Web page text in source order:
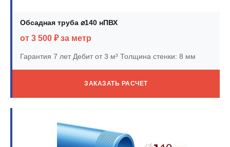
Обсадная труба ⌀140 нПВХ
от 3 500 ₽ за метр
Гарантия 7 летДебит от 3 м³ Толщина стенки: 8 мм
ЗАКАЗАТЬ РАСЧЕТ